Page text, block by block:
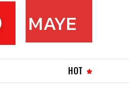
MAYE
HOT